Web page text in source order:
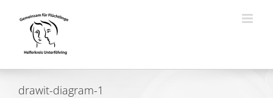
springen
drawit-diagram-1